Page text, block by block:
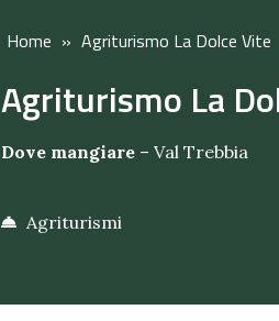
Home » Agriturismo La Dolce Vite
Agriturismo La
Dove mangiare – Val Trebbia
Agriturismi